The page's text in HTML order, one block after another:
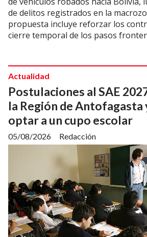
de delitos registrados en la
propuesta incluye reforzar los
cierre temporal de los pasos
Postulaciones al SAE
la Región de Antofagasta
optar a un cupo escolar
Redacción
Actualidad
05/08/2026